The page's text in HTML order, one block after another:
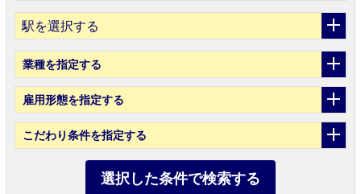
駅を選択する
業種を指定する
雇用形態を指定する
こだわり条件を指定する
選択した条件で検索する